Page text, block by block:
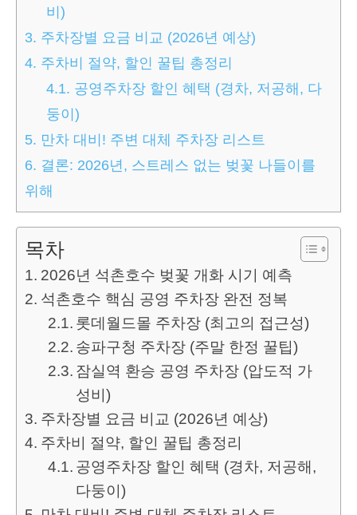
비)
3. 주차장별 요금 비교 (2026년 예상)
4. 주차비 절약, 할인 꿀팁 총정리
4.1. 공영주차장 할인 혜택 (경차, 저공해, 다
둥이)
5. 만차 대비! 주변 대체 주차장 리스트
6. 결론: 2026년, 스트레스 없는 벚꽃 나들이를
위해
목차
2026년 석촌호수 벚꽃 개화 시기 예측
석촌호수 핵심 공영 주차장 완전 정복
롯데월드몰 주차장 (최고의 접근성)
송파구청 주차장 (주말 한정 꿀팁)
잠실역 환승 공영 주차장 (압도적 가
성비)
주차장별 요금 비교 (2026년 예상)
주차비 절약, 할인 꿀팁 총정리
공영주차장 할인 혜택 (경차, 저공해,
다둥이)